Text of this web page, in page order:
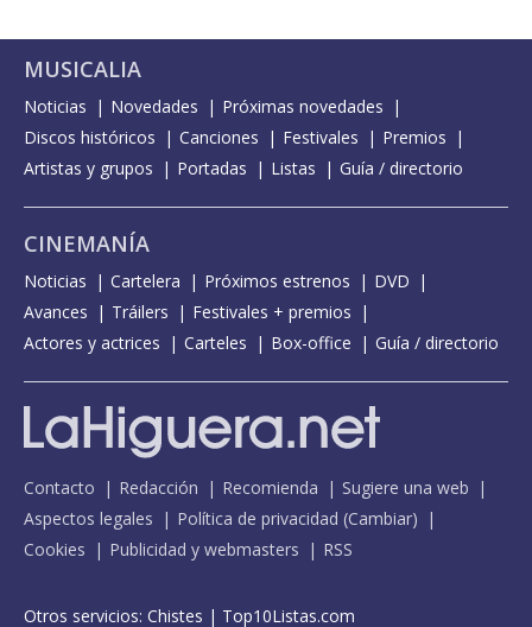
MUSICALIA
Noticias Novedades
Próximas novedades
Discos históricos
Canciones Festivales
Premios
Artistas y grupos
Portadas Listas Guía / directorio
CINEMANÍA
Noticias Cartelera Próximos estrenos
DVD
Avances
Tráilers
Festivales + premios
Actores y actrices
Carteles Box-office Guía / directorio
Contacto Redacción Recomienda
Sugiere una web
Aspectos legales
Política de privacidad (Cambiar)
Cookies
Publicidad y webmasters RSS
Otros servicios: Chistes | Top10Listas.com